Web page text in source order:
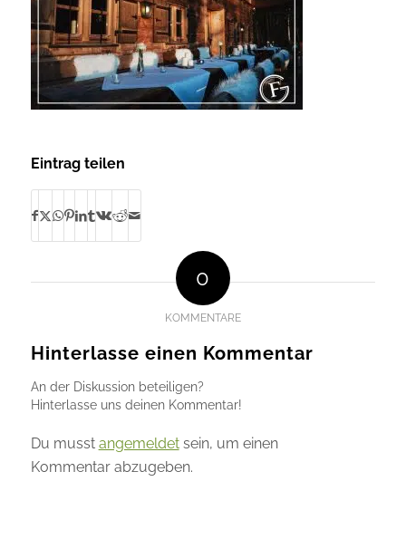
Eintrag teilen
0
KOMMENTARE
Hinterlasse einen Kommentar
An der Diskussion beteiligen?
Hinterlasse uns deinen Kommentar!
Du musst angemeldetsein, um einen
Kommentar abzugeben.